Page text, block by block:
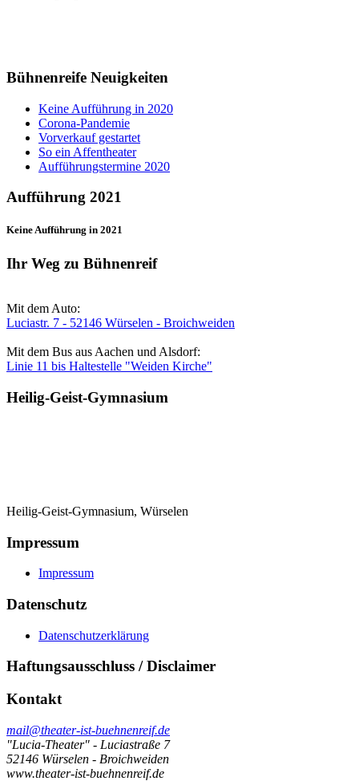
Bühnenreife Neuigkeiten
Keine Aufführung in 2020
Corona-Pandemie
Vorverkauf gestartet
So ein Affentheater
Aufführungstermine 2020
Aufführung 2021
Keine Aufführung in 2021
Ihr Weg zu Bühnenreif
Mit dem Auto:
Luciastr. 7 - 52146 Würselen - Broichweiden
Mit dem Bus aus Aachen und Alsdorf:
Linie 11 bis Haltestelle "Weiden Kirche"
Heilig-Geist-Gymnasium
Heilig-Geist-Gymnasium, Würselen
Impressum
Impressum
Datenschutz
Datenschutzerklärung
Haftungsausschluss / Disclaimer
Kontakt
mail@theater-ist-buehnenreif.de
"Lucia-Theater" - Luciastraße 7
52146 Würselen - Broichweiden
www.theater-ist-buehnenreif.de